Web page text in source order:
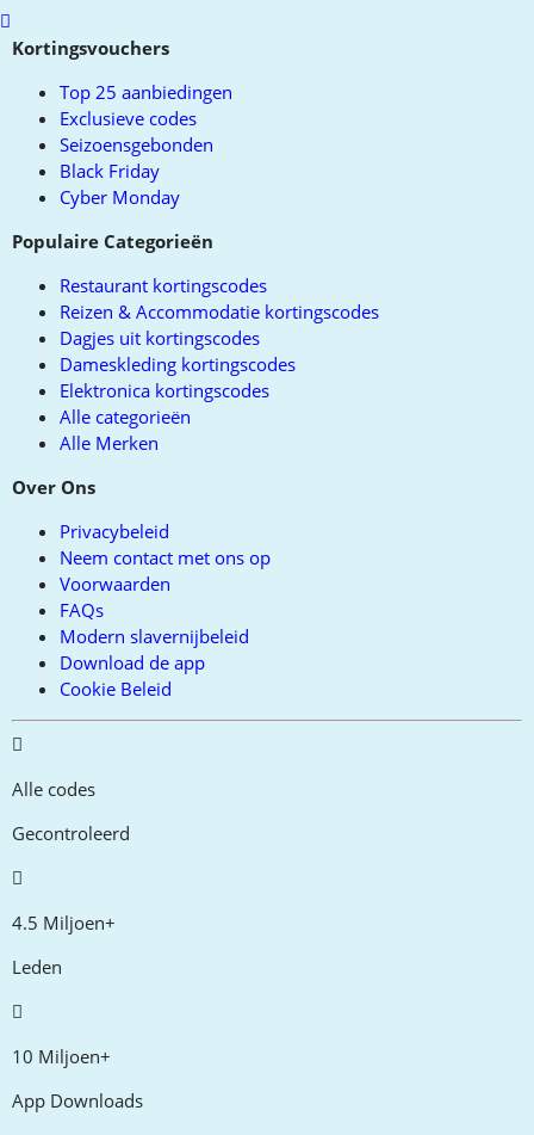
Scroll
toKortingsvouchers
Top 25 aanbiedingen
Exclusieve codes
Seizoensgebonden
Black Friday
Cyber Monday
Populaire Categorieën
Restaurant kortingscodes
Reizen & Accommodatie kortingscodes
Dagjes uit kortingscodes
Dameskleding kortingscodes
Elektronica kortingscodes
Alle categorieën
Alle Merken
Over Ons
Privacybeleid
Neem contact met ons op
Voorwaarden
FAQs
Modern slavernijbeleid
Download de app
Cookie Beleid
Alle codes
Gecontroleerd
4.5 Miljoen+
Leden
10 Miljoen+
App Downloads